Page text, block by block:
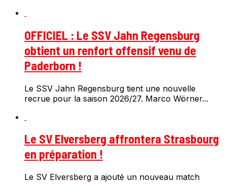
OFFICIEL : Le SSV Jahn Regensburg
obtient un renfort offensif venu de
Paderborn !
Le SSV Jahn Regensburg tient une nouvelle
recrue pour la saison 2026/27. Marco Wörner...
Le SV Elversberg affrontera Strasbourg
en préparation !
Le SV Elversberg a ajouté un nouveau match